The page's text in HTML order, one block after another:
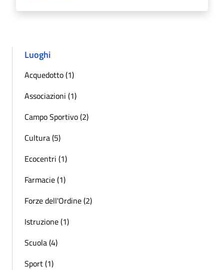
Luoghi
Acquedotto (1)
Associazioni (1)
Campo Sportivo (2)
Cultura (5)
Ecocentri (1)
Farmacie (1)
Forze dell'Ordine (2)
Istruzione (1)
Scuola (4)
Sport (1)